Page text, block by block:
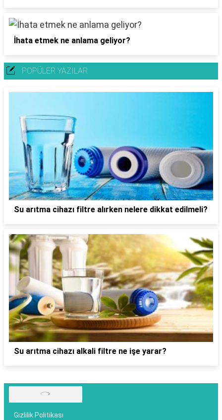
İhata etmek ne anlama geliyor?
POPÜLER YAZILAR
Su arıtma cihazı filtre alırken nelere dikkat edilmeli?
Su arıtma cihazı alkali filtre ne işe yarar?
Gizlilik Politikası